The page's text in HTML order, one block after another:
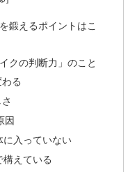
鍛えるポイントはこ
クの判断力」のこと
る
因
に入っていない
構えている